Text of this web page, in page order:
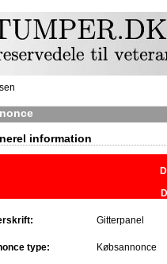
information
Gitterpanel
type: Købsannonce